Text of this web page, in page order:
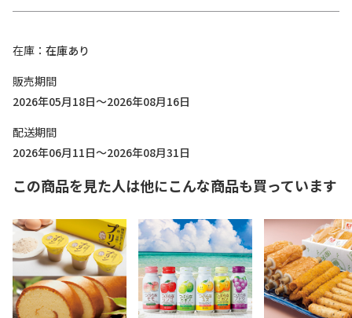
在庫
在庫あり
販売期間
2026年05月18日～2026年08月16日
配送期間
2026年06月11日～2026年08月31日
この商品を見た人は他にこんな商品も買っています